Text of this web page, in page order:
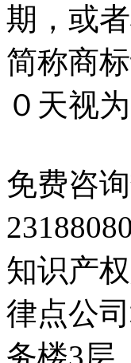
期，或
简称商
０天视
免费咨
知识产
律点公
务楼3层